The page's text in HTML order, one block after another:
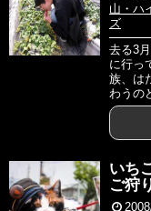
2021/02/12 ツー
2021/02/09 ツー
ン ）
ツー
ツー
2021/01/24
山・ハ
ズ
去る3
に行っ
族、は
わうの
いち
ご狩